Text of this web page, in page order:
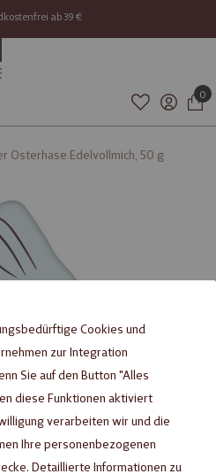
ab 39 €
0
Osterhase Edelvollmich, 50 g
Cookies und
zur Integration
Sie auf den Button "Alles
diese Funktionen aktiviert
verarbeiten wir und die
Ihre personenbezogenen
Detaillierte Informationen zu